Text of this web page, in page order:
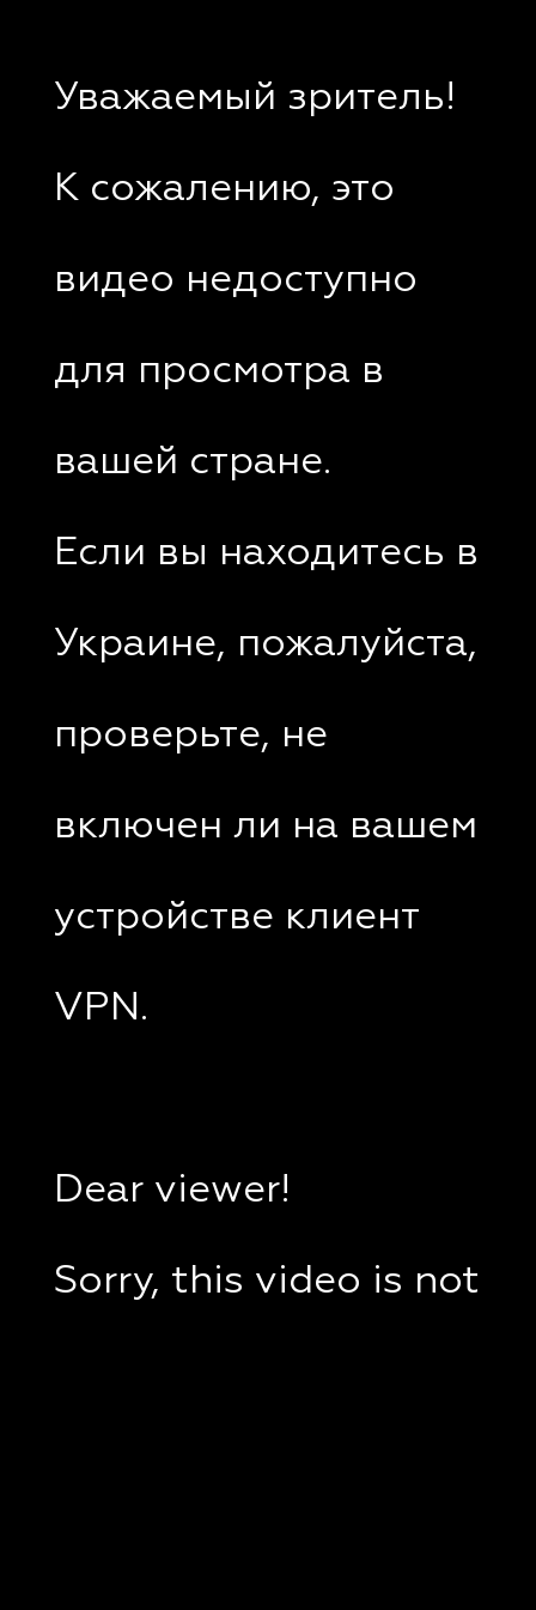
Уважаемый зритель!
К сожалению, это
видео недоступно
для просмотра в
вашей стране.
Если вы находитесь в
Украине, пожалуйста,
проверьте, не
включен ли на вашем
устройстве клиент
VPN.
Dear viewer!
Sorry, this video is not